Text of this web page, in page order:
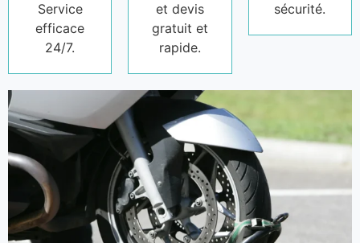
Service
efficace
24/7.
et devis
gratuit et
rapide.
sécurité.